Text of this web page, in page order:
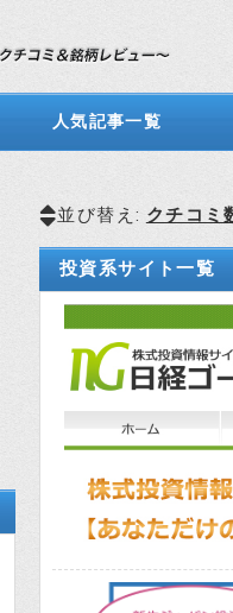
人気記事一覧
並び替え: クチコミ
投資系サイト一覧